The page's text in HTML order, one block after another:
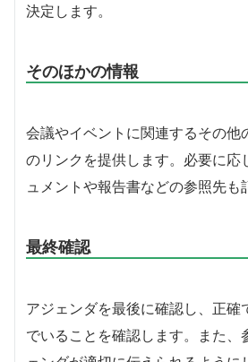
決定します。
そのほかの情報
会議やイベントに関連するその他
のリンクを提供します。必要に応
ュメントや報告書などの参照先も
最終確認
アジェンダを最後に確認し、正確
でいることを確認します。また、